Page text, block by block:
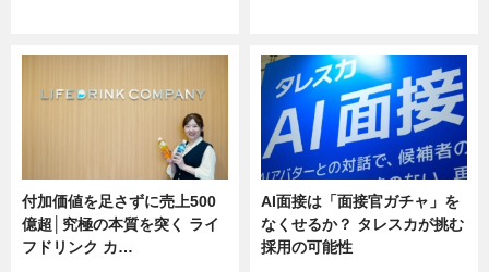
付加価値を足さずに売上500
億超│究極の本質を突く ライ
フドリンク カ…
AI面接は「面接官ガチャ」を
なくせるか？ タレスカが挑む
採用の可能性